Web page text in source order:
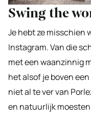
Swing the
Je hebt ze misschien
Instagram. Van die
met een waanzinnig
het alsof je boven
niet al te ver van
en natuurlijk